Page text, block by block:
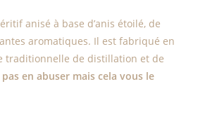
anisé à base d’anis étoilé, de
aromatiques. Il est fabriqué en
traditionnelle de distillation et de
en abuser mais cela vous le